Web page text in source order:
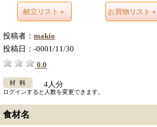
献立リスト＋ お買物リスト＋
投稿者： makio
投稿日： -0001/11/30
0.0
4人分
ログインすると人数を変更できます。
食材名